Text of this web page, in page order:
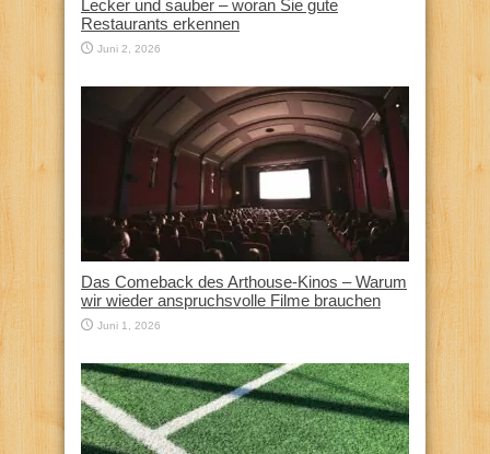
Lecker und sauber – woran Sie gute
Restaurants erkennen
Juni 2, 2026
Das Comeback des Arthouse-Kinos – Warum
wir wieder anspruchsvolle Filme brauchen
Juni 1, 2026